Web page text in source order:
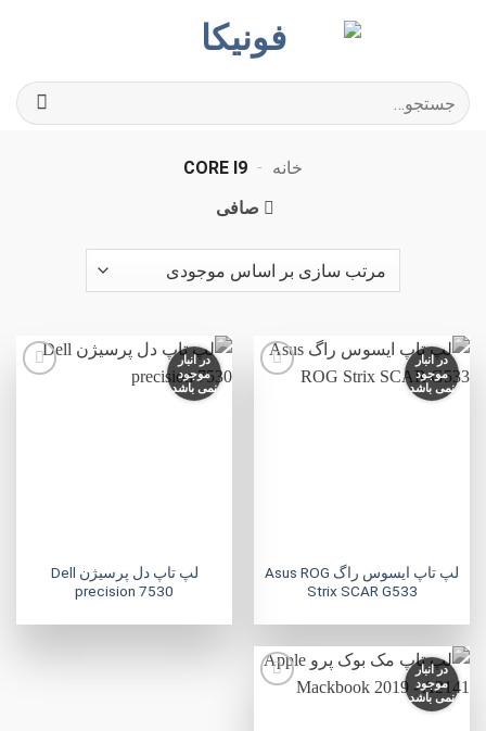
جستجو
برای:
خانه -
CORE I9
صافی
در انبار
موجود
نمی باشد
لپ تاپ ایسوس راگ Asus ROG
Strix SCAR G533
در انبار
موجود
نمی باشد
لپ تاپ دل پرسیژن Dell
precision 7530
در انبار
موجود
نمی باشد